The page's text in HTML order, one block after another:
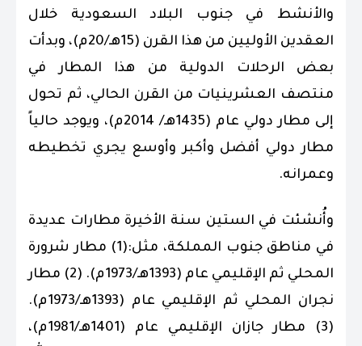
والأنشط في جنوب البلاد السعودية خلال
العقدين الأوليين من هذا القرن (15هـ/20م)، وبدأت
بعض الرحلات الدولية من هذا المطار في
منتصف العشرينيات من القرن الحالي، ثم تحول
إلى مطار دولي عام (1435هـ/ 2014م)، ويوجد حالياً
مطار دولي أفضل وأكبر وأوسع يجري تخطيطه
وعمرانه.
وأُنشئت في الستين سنة الأخيرة مطارات عديدة
في مناطق جنوب المملكة، مثل:(1) مطار شرورة
المحلي ثم الإقليمي عام (1393هـ/1973م). (2) مطار
نجران المحلي ثم الإقليمي عام (1393هـ/1973م).
(3) مطار جازان الإقليمي عام (1401هـ/1981م)،